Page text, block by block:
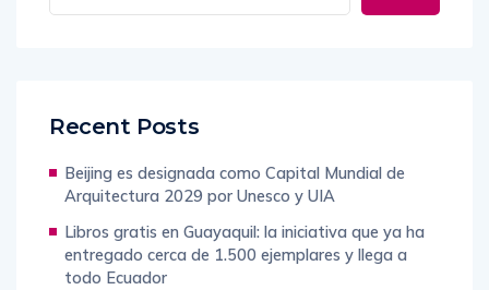
Recent Posts
Beijing es designada como Capital Mundial de
Arquitectura 2029 por Unesco y UIA
Libros gratis en Guayaquil: la iniciativa que ya ha
entregado cerca de 1.500 ejemplares y llega a
todo Ecuador